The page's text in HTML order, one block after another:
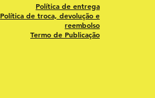
Política de entrega
Política de troca, devolução e
reembolso
Termo de Publicação